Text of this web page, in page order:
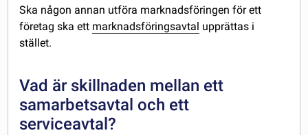
Ska någon annan utföra marknadsföringen för ett
företag ska ett marknadsföringsavtal upprättas i
stället.
Vad är skillnaden mellan ett
samarbetsavtal och ett
serviceavtal?